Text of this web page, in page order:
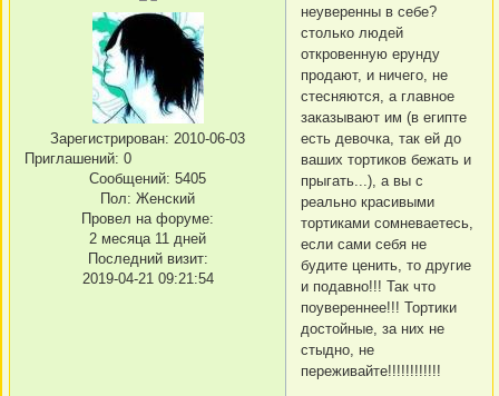
Зарегистрирован: 2010-06-03
Приглашений: 0
Сообщений: 5405
Пол: Женский
Провел на форуме:
2 месяца 11 дней
Последний визит:
2019-04-21 09:21:54
неуверенны в себе?
столько людей
откровенную ерунду
продают, и ничего, не
стесняются, а главное
заказывают им (в египте
есть девочка, так ей до
ваших тортиков бежать и
прыгать...), а вы с
реально красивыми
тортиками сомневаетесь,
если сами себя не
будите ценить, то другие
и подавно!!! Так что
поувереннее!!! Тортики
достойные, за них не
стыдно, не
переживайте!!!!!!!!!!!!